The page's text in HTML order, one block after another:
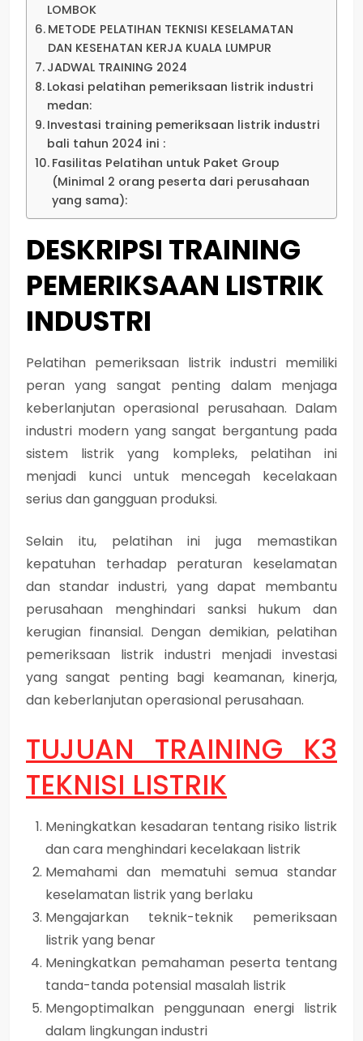
LOMBOK
METODE PELATIHAN TEKNISI KESELAMATAN
DAN KESEHATAN KERJA KUALA LUMPUR
JADWAL TRAINING 2024
Lokasi pelatihan pemeriksaan listrik industri
medan:
Investasi training pemeriksaan listrik industri
bali tahun 2024 ini :
Fasilitas Pelatihan untuk Paket Group
(Minimal 2 orang peserta dari perusahaan
yang sama):
DESKRIPSI TRAINING
PEMERIKSAAN LISTRIK
INDUSTRI
Pelatihan pemeriksaan listrik industri memiliki
peran yang sangat penting dalam menjaga
keberlanjutan operasional perusahaan. Dalam
industri modern yang sangat bergantung pada
sistem listrik yang kompleks, pelatihan ini
menjadi kunci untuk mencegah kecelakaan
serius dan gangguan produksi.
Selain itu, pelatihan ini juga memastikan
kepatuhan terhadap peraturan keselamatan
dan standar industri, yang dapat membantu
perusahaan menghindari sanksi hukum dan
kerugian finansial. Dengan demikian, pelatihan
pemeriksaan listrik industri menjadi investasi
yang sangat penting bagi keamanan, kinerja,
dan keberlanjutan operasional perusahaan.
TUJUAN TRAINING K3
TEKNISI LISTRIK
Meningkatkan kesadaran tentang risiko listrik
dan cara menghindari kecelakaan listrik
Memahami dan mematuhi semua standar
keselamatan listrik yang berlaku
Mengajarkan teknik-teknik pemeriksaan
listrik yang benar
Meningkatkan pemahaman peserta tentang
tanda-tanda potensial masalah listrik
Mengoptimalkan penggunaan energi listrik
dalam lingkungan industri